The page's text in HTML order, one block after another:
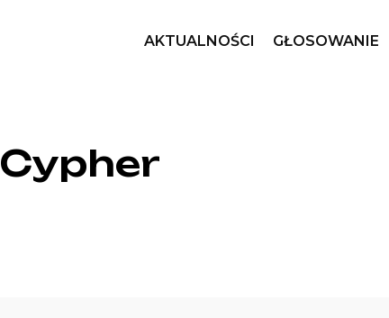
AKTUALNOŚCI
GŁOSOWANIE
Cypher